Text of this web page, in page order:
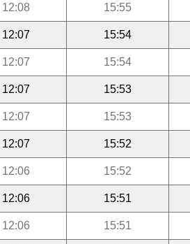
12:08 15:55
12:07 15:54
12:07 15:54
12:07 15:53
12:07 15:53
12:07 15:52
12:06 15:52
12:06 15:51
12:06 15:51